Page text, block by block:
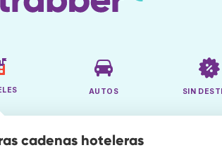
AUTOS SIN
cadenas hoteleras